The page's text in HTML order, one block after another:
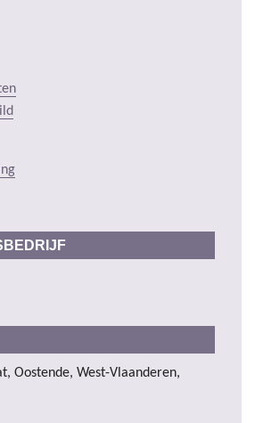
Oostende, West-Vlaanderen,